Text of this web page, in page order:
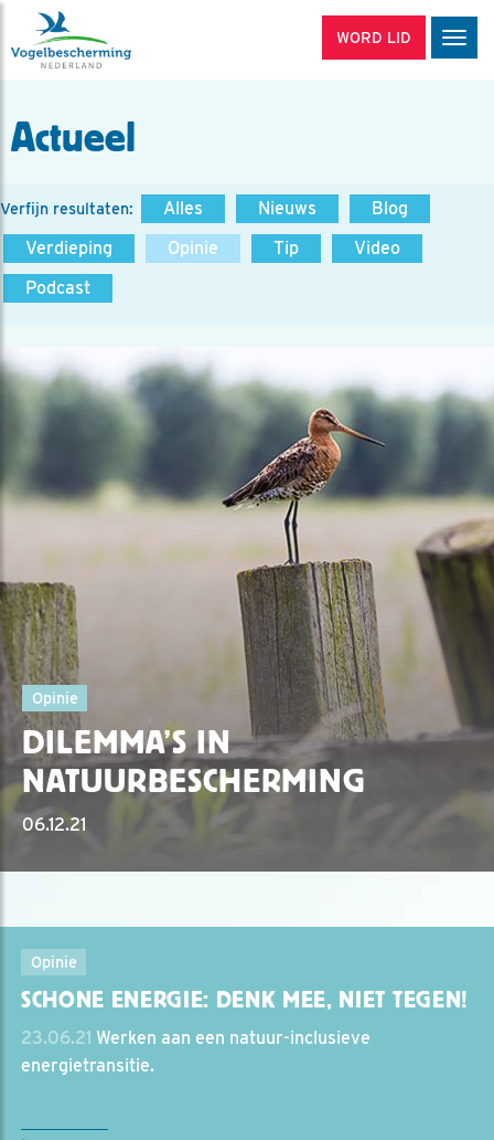
WORD LID
Actueel
Verfijn resultaten: Alles Nieuws
Blog
Verdieping
Opinie Tip
Video
Podcast
Opinie
DILEMMA’S IN
NATUURBESCHERMING
06.12.21
Opinie
SCHONE ENERGIE: DENK MEE, NIET TEGEN!
23.06.21 Werken aan een natuur-inclusieve
energietransitie.